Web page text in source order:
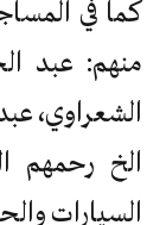
كما في
منهم: عبد
الشعراوي،
الخ رحمهم
السيارات